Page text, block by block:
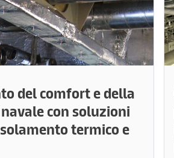
del comfort e della
con soluzioni
termico e